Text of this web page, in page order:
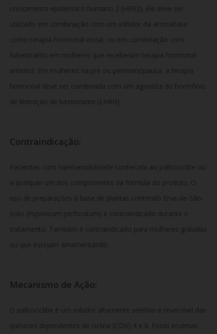
crescimento epidérmico humano 2 (HER2). Ele deve ser
utilizado em combinação com um inibidor da aromatase
como terapia hormonal inicial, ou em combinação com
fulvestranto em mulheres que receberam terapia hormonal
anterior. Em mulheres na pré ou perimenopausa, a terapia
hormonal deve ser combinada com um agonista do hormônio
de liberação de luteinizante (LHRH).
Contraindicação:
Pacientes com hipersensibilidade conhecida ao palbociclibe ou
a qualquer um dos componentes da fórmula do produto. O
uso de preparações à base de plantas contendo Erva-de-São-
João (Hypericum perforatum) é contraindicado durante o
tratamento. Também é contraindicado para mulheres grávidas
ou que estejam amamentando.
Mecanismo de Ação:
O palbociclibe é um inibidor altamente seletivo e reversível das
quinases dependentes de ciclina (CDK) 4 e 6. Essas enzimas